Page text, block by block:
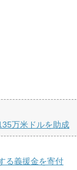
万米ドルを助成
る義援金を寄付